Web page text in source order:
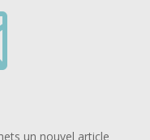
un nouvel article